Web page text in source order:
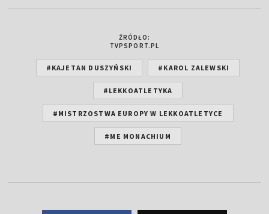
ŹRÓDŁO:
TVPSPORT.PL
#KAJETAN DUSZYŃSKI #KAROL ZALEWSKI
#LEKKOATLETYKA
#MISTRZOSTWA EUROPY W LEKKOATLETYCE
#ME MONACHIUM